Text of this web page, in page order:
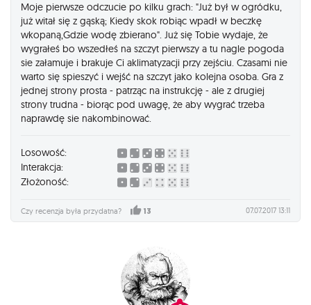
Moje pierwsze odczucie po kilku grach: "Już był w ogródku,
już witał się z gąską; Kiedy skok robiąc wpadł w beczkę
wkopaną,Gdzie wodę zbierano". Już się Tobie wydaje, że
wygrałeś bo wszedłeś na szczyt pierwszy a tu nagle pogoda
sie załamuje i brakuje Ci aklimatyzacji przy zejściu. Czasami nie
warto się spieszyć i wejść na szczyt jako kolejna osoba. Gra z
jednej strony prosta - patrząc na instrukcję - ale z drugiej
strony trudna - biorąc pod uwagę, że aby wygrać trzeba
naprawdę sie nakombinować.
Losowość:
Interakcja:
Złożoność:
Czy recenzja była przydatna? 13 07.07.2017 13:11